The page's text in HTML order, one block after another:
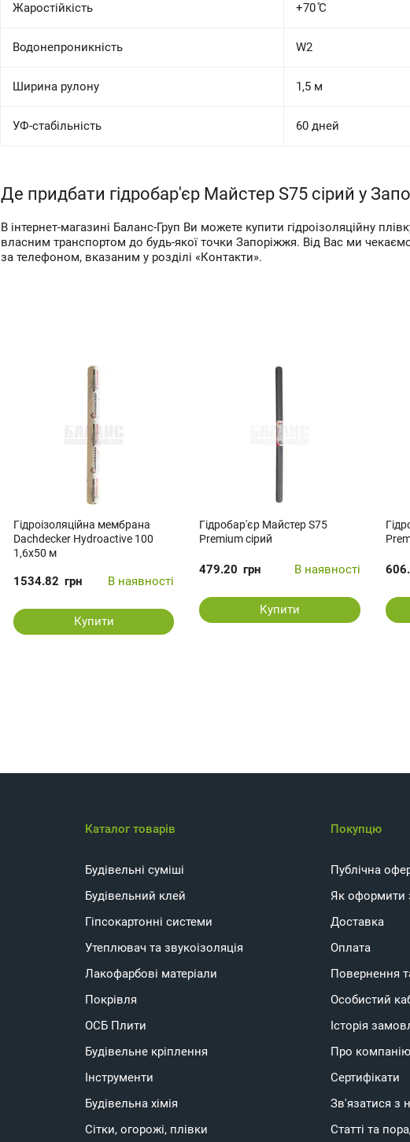
Жаростійкість +70 ̊С
Водонепроникність W2
Ширина рулону 1,5 м
УФ-стабільність 60 дней
Де придбати гідробар'єр Майстер S75 сірий у
В інтернет-магазині Баланс-Груп Ви можете купити гідроізоляційну
власним транспортом до будь-якої точки Запоріжжя. Від Вас ми
за телефоном, вказаним у розділі «Контакти».
Гідроізоляційна мембрана
Dachdecker Hydroactive 100
1,6x50 м
1534.82 грн В наявності
Купити
Гідробар'єр Майстер S75
Premium сірий
479.20 грн В наявності
Купити
Каталог товарів
Будівельні суміші
Будівельний клей
Гіпсокартонні системи
Утеплювач та звукоізоляція
Лакофарбові матеріали
Покрівля
ОСБ Плити
Будівельне кріплення
Інструменти
Будівельна хімія
Сітки, огорожі, плівки
Покупцю
Публічна
Як оформити
Доставка
Оплата
Повернення
Особистий
Історія
Про компанію
Сертифікати
Зв'язатися з
Статті та